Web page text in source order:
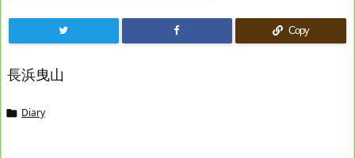
Copy
長浜曳山
 Diary